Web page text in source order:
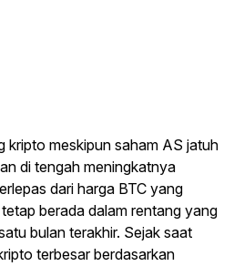
kripto meskipun saham AS jatuh
di tengah meningkatnya
dari harga BTC yang
berada dalam rentang yang
bulan terakhir. Sejak saat
terbesar berdasarkan